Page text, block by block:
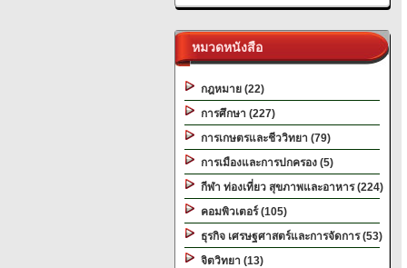
หมวดหนังสือ
กฎหมาย (22)
การศึกษา (227)
การเกษตรและชีววิทยา (79)
การเมืองและการปกครอง (5)
กีฬา ท่องเที่ยว สุขภาพและอาหาร (224)
คอมพิวเตอร์ (105)
ธุรกิจ เศรษฐศาสตร์และการจัดการ (53)
จิตวิทยา (13)